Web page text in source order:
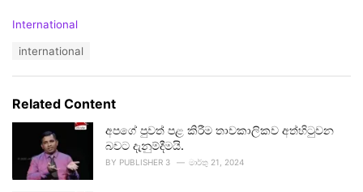
C
o
r
i
International
:
international
Related Content
අපගේ පුවත් පළ කිරීම තාවකාලිකව අත්හිටුවන
බවට දැනුම්දීමයි.
BY PUBLISHER 3 මාර්තු 21, 2024